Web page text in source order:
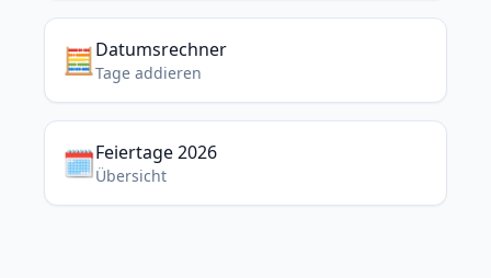
🧮Datumsrechner
Tage addieren
🗓️Feiertage 2026
Übersicht